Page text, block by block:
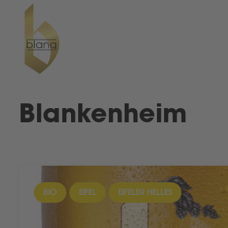
Blankenheim
BIO EIFEL EIFELER HELLES